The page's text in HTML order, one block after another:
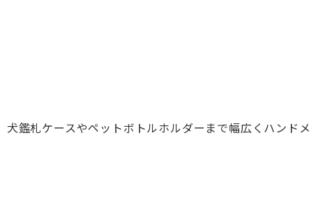
犬鑑札ケースやペットボトルホルダーまで幅広くハンドメ